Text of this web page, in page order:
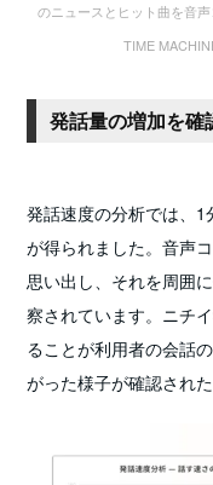
のニュースとヒット曲を音
TIME
発話量の増加を確
発話速度の分析では、
が得られました。音声
思い出し、それを周囲
察されています。ニチ
ることが利用者の会話
がった様子が確認され